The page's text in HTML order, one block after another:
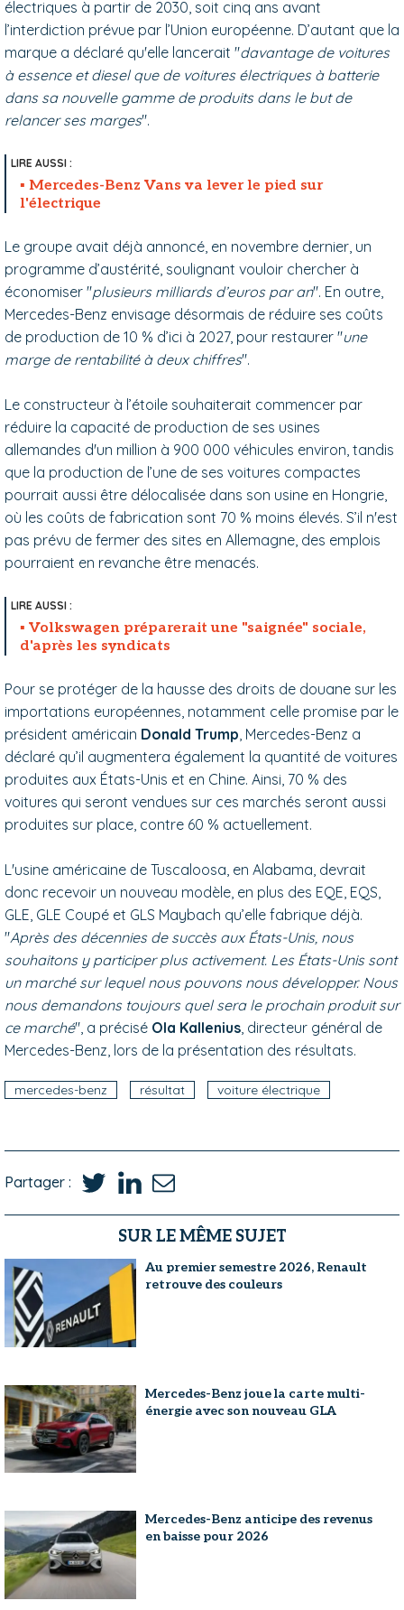
électriques à partir de 2030, soit cinq ans avant
l’interdiction prévue par l’Union européenne. D’autant que la
marque a déclaré qu'elle lancerait "davantage de voitures
à essence et diesel que de voitures électriques à batterie
dans sa nouvelle gamme de produits dans le but de
relancer ses marges".
Mercedes-Benz Vans va lever le pied sur
l'électrique
Le groupe avait déjà annoncé, en novembre dernier, un
programme d’austérité, soulignant vouloir chercher à
économiser "plusieurs milliards d’euros par an". En outre,
Mercedes-Benz envisage désormais de réduire ses coûts
de production de 10 % d’ici à 2027, pour restaurer "une
marge de rentabilité à deux chiffres".
Le constructeur à l’étoile souhaiterait commencer par
réduire la capacité de production de ses usines
allemandes d'un million à 900 000 véhicules environ, tandis
que la production de l’une de ses voitures compactes
pourrait aussi être délocalisée dans son usine en Hongrie,
où les coûts de fabrication sont 70 % moins élevés. S’il n'est
pas prévu de fermer des sites en Allemagne, des emplois
pourraient en revanche être menacés.
Volkswagen préparerait une "saignée" sociale,
d'après les syndicats
Pour se protéger de la hausse des droits de douane sur les
importations européennes, notamment celle promise par le
président américain Donald Trump , Mercedes-Benz a
déclaré qu’il augmentera également la quantité de voitures
produites aux États-Unis et en Chine. Ainsi, 70 % des
voitures qui seront vendues sur ces marchés seront aussi
produites sur place, contre 60 % actuellement.
L'usine américaine de Tuscaloosa, en Alabama, devrait
donc recevoir un nouveau modèle, en plus des EQE, EQS,
GLE, GLE Coupé et GLS Maybach qu’elle fabrique déjà.
"Après des décennies de succès aux États-Unis, nous
souhaitons y participer plus activement. Les États-Unis sont
un marché sur lequel nous pouvons nous développer. Nous
nous demandons toujours quel sera le prochain produit sur
ce marché", a précisé Ola Kallenius , directeur général de
Mercedes-Benz, lors de la présentation des résultats.
mercedes-benz résultat voiture électrique
Partager :
SUR LE MÊME SUJET
Au premier semestre 2026, Renault
retrouve des couleurs
Mercedes-Benz joue la carte multi-
énergie avec son nouveau GLA
Mercedes-Benz anticipe des revenus
en baisse pour 2026